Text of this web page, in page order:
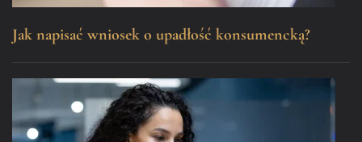
Jak napisać wniosek o upadłość konsumencką?